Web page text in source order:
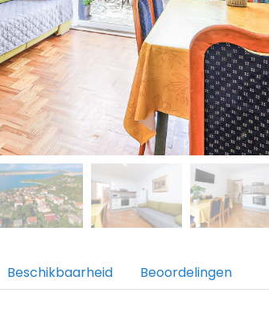
Beschikbaarheid Beoordelingen